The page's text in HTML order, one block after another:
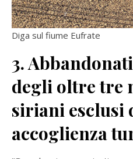
Diga sul fiume Eufrate
3.
degli oltre tre
siriani esclusi
accoglienza